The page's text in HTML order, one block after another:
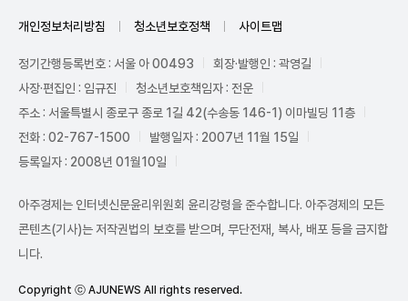
개인정보처리방침 청소년보호정책 사이트맵
정기간행등록번호 : 서울 아 00493
회장·발행인 : 곽영길
사장·편집인 : 임규진
청소년보호책임자 : 전운
주소 : 서울특별시 종로구 종로 1길 42(수송동 146-1) 이마빌딩 11층
전화 : 02-767-1500
발행일자 : 2007년 11월 15일
등록일자 : 2008년 01월10일
아주경제는 인터넷신문윤리위원회 윤리강령을 준수합니다. 아주경제의 모든
콘텐츠(기사)는 저작권법의 보호를 받으며, 무단전재, 복사, 배포 등을 금지합
니다.
Copyright ⓒ AJUNEWS All rights reserved.